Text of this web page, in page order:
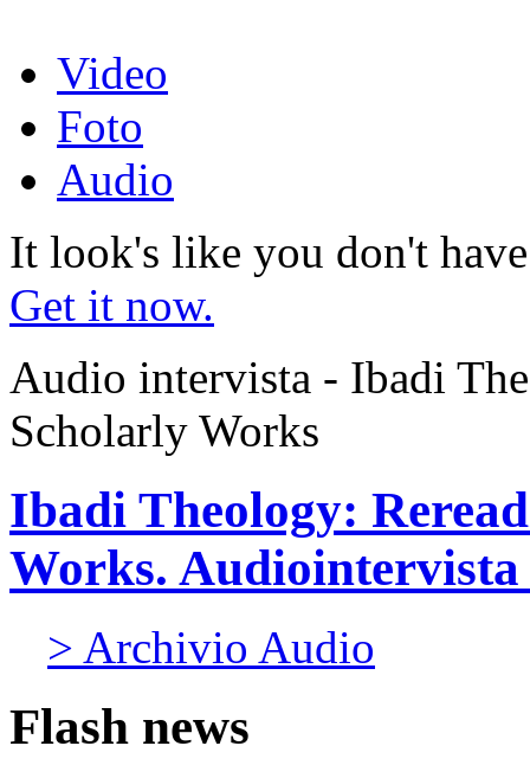
Video
Foto
Audio
It look's like you don't
Get it now.
Audio intervista - Ibadi
Scholarly Works
Ibadi Theology:
Works.
> Archivio Audio
Flash news